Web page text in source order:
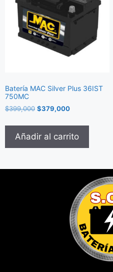
Batería MAC Silver Plus 36IST
750MC
$399,000 $379,000
Añadir al carrito